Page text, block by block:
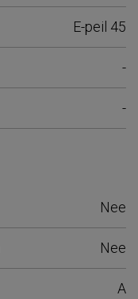
E-peil 45
-
-
Nee
Nee
A